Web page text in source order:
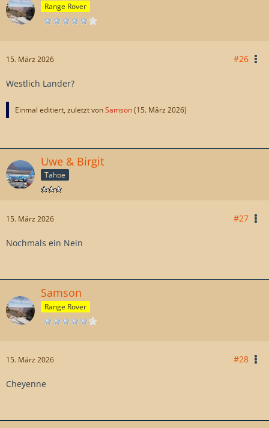
Range Rover
15. März 2026 #26
Westlich Lander?
Einmal editiert, zuletzt vonSamson(15. März 2026)
Uwe & Birgit
Tahoe
15. März 2026 #27
Nochmals ein Nein
Samson
Range Rover
15. März 2026 #28
Cheyenne